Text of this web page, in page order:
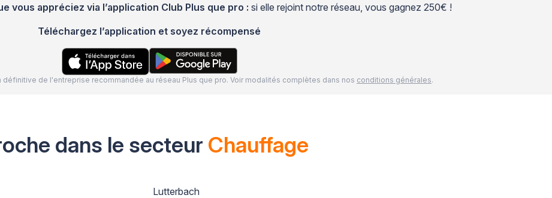
vous appréciez via l’application Club Plus que pro : si elle rejoint notre réseau, vous gagnez 250€ !
Téléchargez l’application et soyez récompensé
de l'entreprise recommandée au réseau Plus que pro. Voir modalités complètes dans nos conditions générales.
dans le secteur Chauffage
Lutterbach